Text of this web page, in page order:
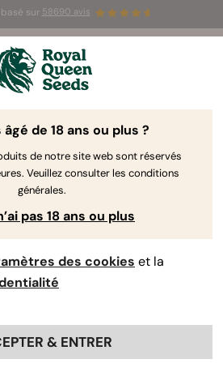
basé sur 58690 avis
-Offre à durée limitée
2d 8h 10m 55s
RQS Blog
de 18 ans ou plus ?
de notre site web sont réservés
Veuillez consulter les conditions
générales.
pas 18 ans ou plus
des cookies et la
& ENTRER